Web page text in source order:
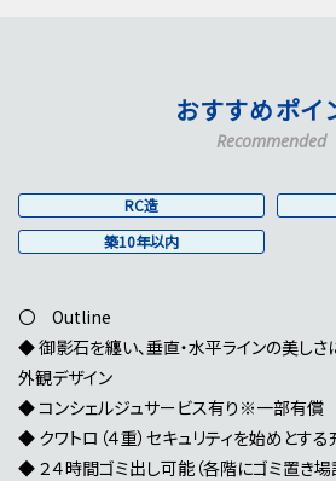
おすすめポイ
Recommended
RC造
築10年以内
〇 Outline
◆ 御影石を纏い、垂直・水平ラインの美し
外観デザイン
◆ コンシェルジュサービス有り※一部有償
◆ クワトロ（４重）セキュリティを始めとす
◆ ２４時間ゴミ出し可能（各階にゴミ置き場